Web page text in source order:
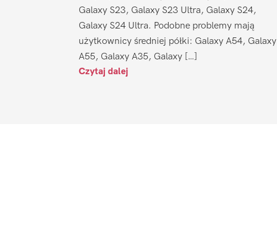
Galaxy S23, Galaxy S23 Ultra, Galaxy S24,
Galaxy S24 Ultra. Podobne problemy mają
użytkownicy średniej półki: Galaxy A54, Galaxy
A55, Galaxy A35, Galaxy […]
Czytaj dalej